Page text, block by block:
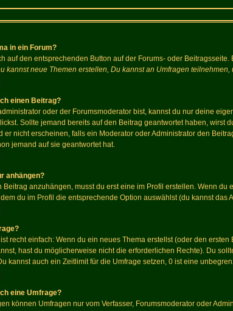
in ein Forum?
auf den entsprechenden Button auf der Forums- oder
kannst neue Themen erstellen, Du kannst an Umfragen teilnehmen,
einen Beitrag?
oder der Forumsmoderator bist, kannst du nur deine
Sollte jemand bereits auf den Beitrag geantwortet haben, wirst
er nicht erscheinen, falls ein Moderator oder Administrator den
jemand auf sie geantwortet hat.
anhängen?
anzuhängen, musst du erst eine im Profil erstellen. Wenn du
du im Profil die entsprechende Option auswählst (du kannst
recht einfach: Wenn du ein neues Thema erstellst (oder den
hast du möglicherweise nicht die erforderlichen Rechte). Du
kannst auch ein Zeitlimit für die Umfrage setzen, 0 ist eine
eine Umfrage?
können Umfragen nur vom Verfasser, Forumsmoderator oder